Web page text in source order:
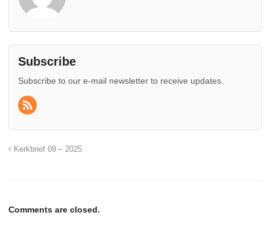
Subscribe
Subscribe to our e-mail newsletter to receive updates.
Kerkbrief 09 – 2025
Comments are closed.